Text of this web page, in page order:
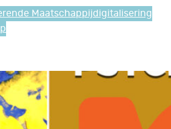
de Maatschappijdigitalisering